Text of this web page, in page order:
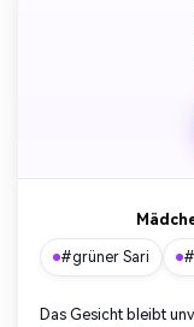
#grüner Sari
Das Gesicht bleibt